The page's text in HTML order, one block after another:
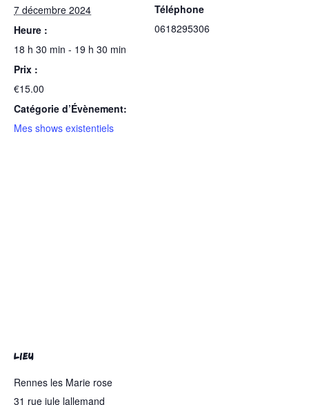
7 décembre 2024
Heure :
18 h 30 min - 19 h 30 min
Prix :
€15.00
Catégorie d’Évènement:
Mes shows existentiels
Téléphone
0618295306
LIEU
Rennes les Marie rose
31 rue jule lallemand